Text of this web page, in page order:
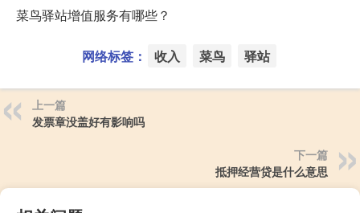
菜鸟驿站增值服务有哪些？
网络标签： 收入 菜鸟 驿站
上一篇
发票章没盖好有影响吗
下一篇
抵押经营贷是什么意思